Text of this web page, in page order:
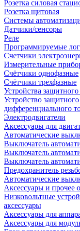
Розетка силовая
Розетка щитовая
Системы
Датчики/сенсоры
Реле
Программируемые
Счетчики
Измерительные
Счётчики однофазные
Счётчики трехфазные
Устройства
Устройство
дифференциального
Электродвигатели
Аксессуары для
Автоматические
Выключатель
Выключатель
Выключатель
Предохранитель
Автоматические
Аксессуары и прочее
Низковольтные
аксессуары
Аксессуары для
Аксессуары для